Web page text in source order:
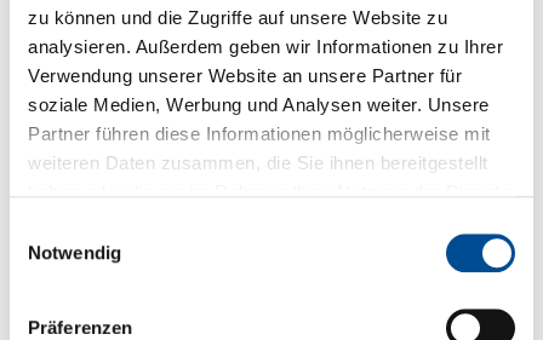
zu können und die Zugriffe auf unsere Website zu
analysieren. Außerdem geben wir Informationen zu Ihrer
Verwendung unserer Website an unsere Partner für
soziale Medien, Werbung und Analysen weiter. Unsere
Partner führen diese Informationen möglicherweise mit
weiteren Daten zusammen, die Sie ihnen bereitgestellt
Notwendig
Präferenzen
Downloads zum Produkt
Fragen zum Produkt